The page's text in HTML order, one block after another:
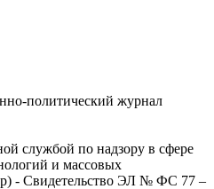
политический журнал
службой по надзору в сфере
и массовых
- Свидетельство ЭЛ № ФС 77 –